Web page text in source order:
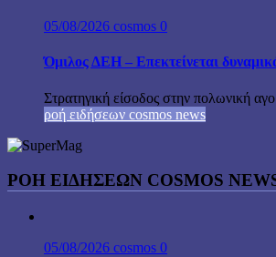
05/08/2026 cosmos 0
Όμιλος ΔΕΗ – Επεκτείνεται
Στρατηγική είσοδος στην πολωνική
ροή ειδήσεων cosmos news
ΡΟΉ ΕΙΔΉΣΕΩΝ COSMOS
05/08/2026 cosmos 0